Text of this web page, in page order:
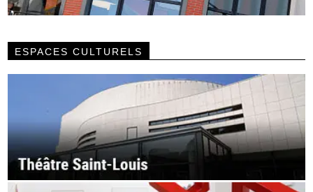
ESPACES CULTURELS